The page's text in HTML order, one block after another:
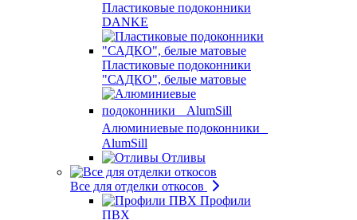
Пластиковые подоконники
DANKE
Пластиковые подоконники
"САДКО", белые матовые
Алюминиевые подоконники
AlumSill
Отливы
Все для отделки откосов
Профили
ПВХ